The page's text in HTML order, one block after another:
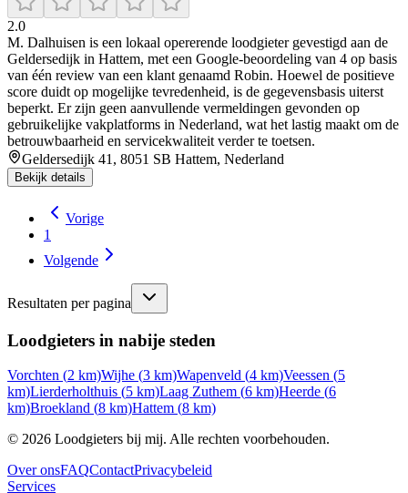
2.0
M. Dalhuisen is een lokaal opererende loodgieter gevestigd aan de
Geldersedijk in Hattem, met een Google-beoordeling van 4 op basis
van één review van een klant genaamd Robin. Hoewel de positieve
score duidt op mogelijke tevredenheid, is de gegevensbasis uiterst
beperkt. Er zijn geen aanvullende vermeldingen gevonden op
gebruikelijke vakplatforms in Nederland, wat het lastig maakt om de
betrouwbaarheid en servicekwaliteit verder te toetsen.
Geldersedijk 41, 8051 SB Hattem, Nederland
Bekijk details
Vorige
1
Volgende
Resultaten per pagina
Loodgieters in nabije steden
Vorchten (2 km)Wijhe (3 km)Wapenveld (4 km)Veessen (5
km)Lierderholthuis (5 km)Laag Zuthem (6 km)Heerde (6
km)Broekland (8 km)Hattem (8 km)
© 2026 Loodgieters bij mij. Alle rechten voorbehouden.
Over onsFAQContactPrivacybeleid
Services